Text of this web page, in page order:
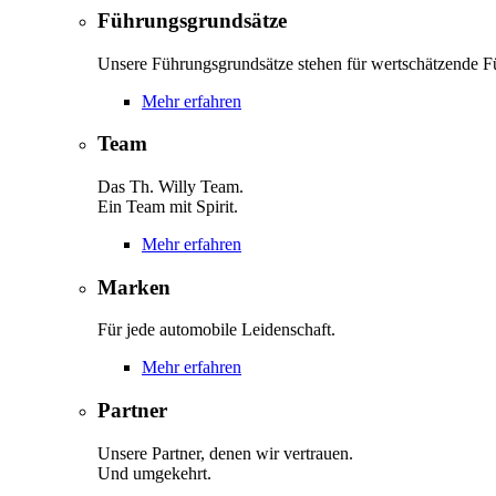
Führungsgrundsätze
Unsere Führungsgrundsätze stehen für wertschätzende
Mehr erfahren
Team
Das Th. Willy Team.
Ein Team mit Spirit.
Mehr erfahren
Marken
Für jede automobile Leidenschaft.
Mehr erfahren
Partner
Unsere Partner, denen wir vertrauen.
Und umgekehrt.